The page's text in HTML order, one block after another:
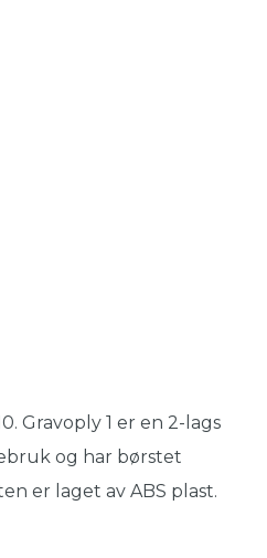
Gravoply 1 er en 2-lags
og har børstet
er laget av ABS plast.